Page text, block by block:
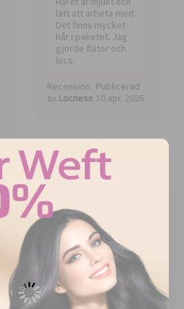
lätt att arbeta med.
Det finns mycket
hår i paketet. Jag
gjorde flätor och
locs.
Recension
av Locness
Publicerad
10 apr. 2026
BRA
Total value